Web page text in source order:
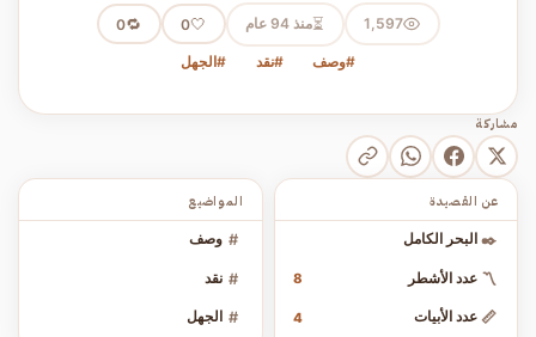
1,597
⏳منذ 94 عام 🤍
0
🔁
0
#وصف #نقد #الجهل
مشاركة
المواضيع
# وصف
# نقد
# الجهل
عن القصيدة
✒️ البحر الكامل
〽️ عدد الأشطر 8
📏 عدد الأبيات 4